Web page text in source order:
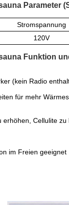
Parameter
Stromspannung
120V
Funktion
(kein Radio
für mehr
Cellulite
im Freien geeignet